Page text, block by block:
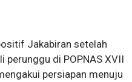
Jakabiran setelah
perunggu di POPNAS XVII
persiapan menuju